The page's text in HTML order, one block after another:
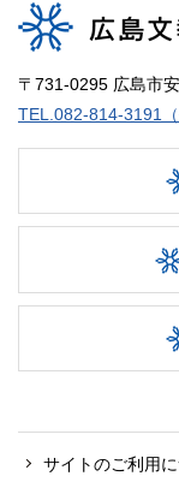
〒731-0295 広島市
TEL.082-814-3191（
サイトのご利用